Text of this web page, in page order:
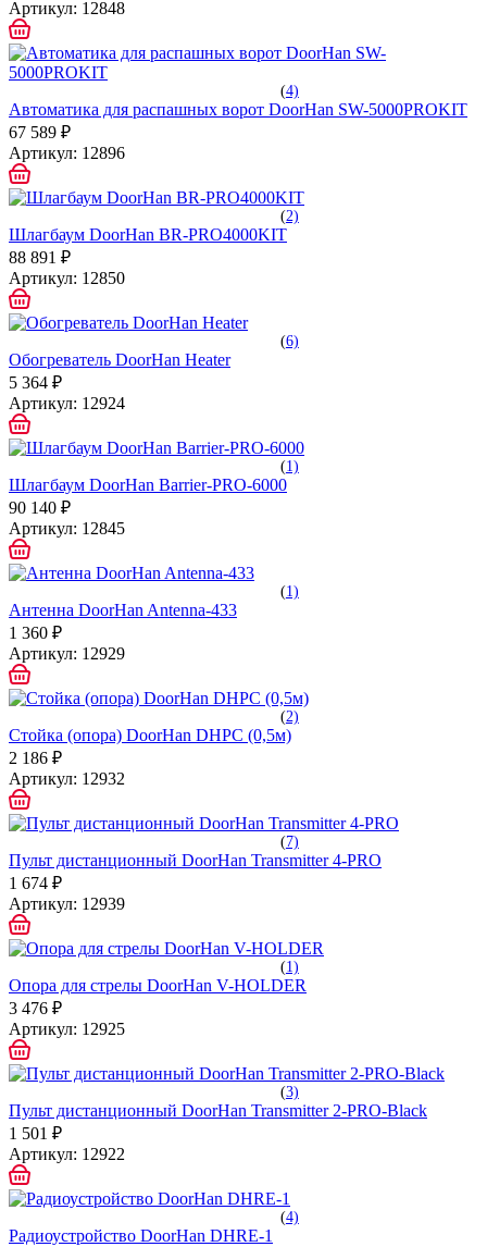
Артикул: 12848
(4)
Автоматика для распашных ворот DoorHan SW-5000PROKIT
67 589 ₽
Артикул: 12896
(2)
Шлагбаум DoorHan BR-PRO4000KIT
88 891 ₽
Артикул: 12850
(6)
Обогреватель DoorHan Heater
5 364 ₽
Артикул: 12924
(1)
Шлагбаум DoorHan Barrier-PRO-6000
90 140 ₽
Артикул: 12845
(1)
Антенна DoorHan Antenna-433
1 360 ₽
Артикул: 12929
(2)
Стойка (опора) DoorHan DHPC (0,5м)
2 186 ₽
Артикул: 12932
(7)
Пульт дистанционный DoorHan Transmitter 4-PRO
1 674 ₽
Артикул: 12939
(1)
Опора для стрелы DoorHan V-HOLDER
3 476 ₽
Артикул: 12925
(3)
Пульт дистанционный DoorHan Transmitter 2-PRO-Black
1 501 ₽
Артикул: 12922
(4)
Радиоустройство DoorHan DHRE-1